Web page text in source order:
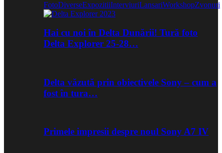
FotoDiverseExpozitiiInterviuriLansariWorkshopZvonuri
Hai cu noi în Delta Dunării! Tură foto
Delta Explorer 25-28…
Delta văzută prin obiectivele Sony – cum a
fost în tura…
Primele impresii despre noul Sony A7 IV